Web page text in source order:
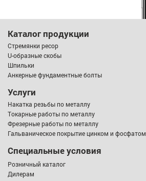
Каталог продукции
Стремянки ресор
U-образные скобы
Шпильки
Анкерные фундаментные болты
Услуги
Накатка резьбы по металлу
Токарные работы по металлу
Фрезерные работы по металлу
Гальваническое покрытие цинком и фосфатом
Специальные условия
Розничный каталог
Дилерам